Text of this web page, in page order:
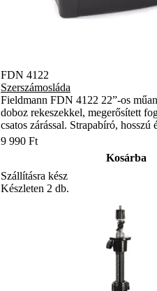
FDN 4122
Szerszámosláda
Fieldmann FDN 4122 22”-os
doboz rekeszekkel, megerősített
csatos zárással. Strapabíró, hosszú
9 990 Ft
Kosárba
Szállításra kész
Készleten 2 db.